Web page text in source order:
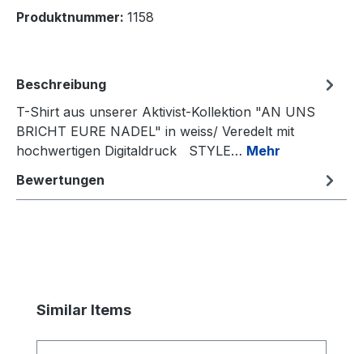
Produktnummer: 1158
Beschreibung
T-Shirt aus unserer Aktivist-Kollektion "AN UNS
BRICHT EURE NADEL" in weiss/ Veredelt mit
hochwertigen Digitaldruck STYLE… Mehr
Bewertungen
Produktgalerie überspringen
Similar Items